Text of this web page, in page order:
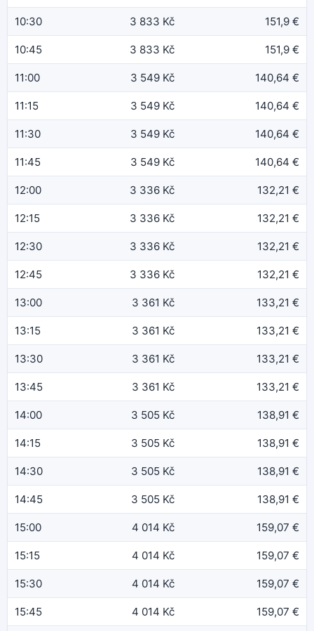
10:30 3 833 Kč 151,9 €
10:45 3 833 Kč 151,9 €
11:00 3 549 Kč 140,64 €
11:15 3 549 Kč 140,64 €
11:30 3 549 Kč 140,64 €
11:45 3 549 Kč 140,64 €
12:00 3 336 Kč 132,21 €
12:15 3 336 Kč 132,21 €
12:30 3 336 Kč 132,21 €
12:45 3 336 Kč 132,21 €
13:00 3 361 Kč 133,21 €
13:15 3 361 Kč 133,21 €
13:30 3 361 Kč 133,21 €
13:45 3 361 Kč 133,21 €
14:00 3 505 Kč 138,91 €
14:15 3 505 Kč 138,91 €
14:30 3 505 Kč 138,91 €
14:45 3 505 Kč 138,91 €
15:00 4 014 Kč 159,07 €
15:15 4 014 Kč 159,07 €
15:30 4 014 Kč 159,07 €
15:45 4 014 Kč 159,07 €